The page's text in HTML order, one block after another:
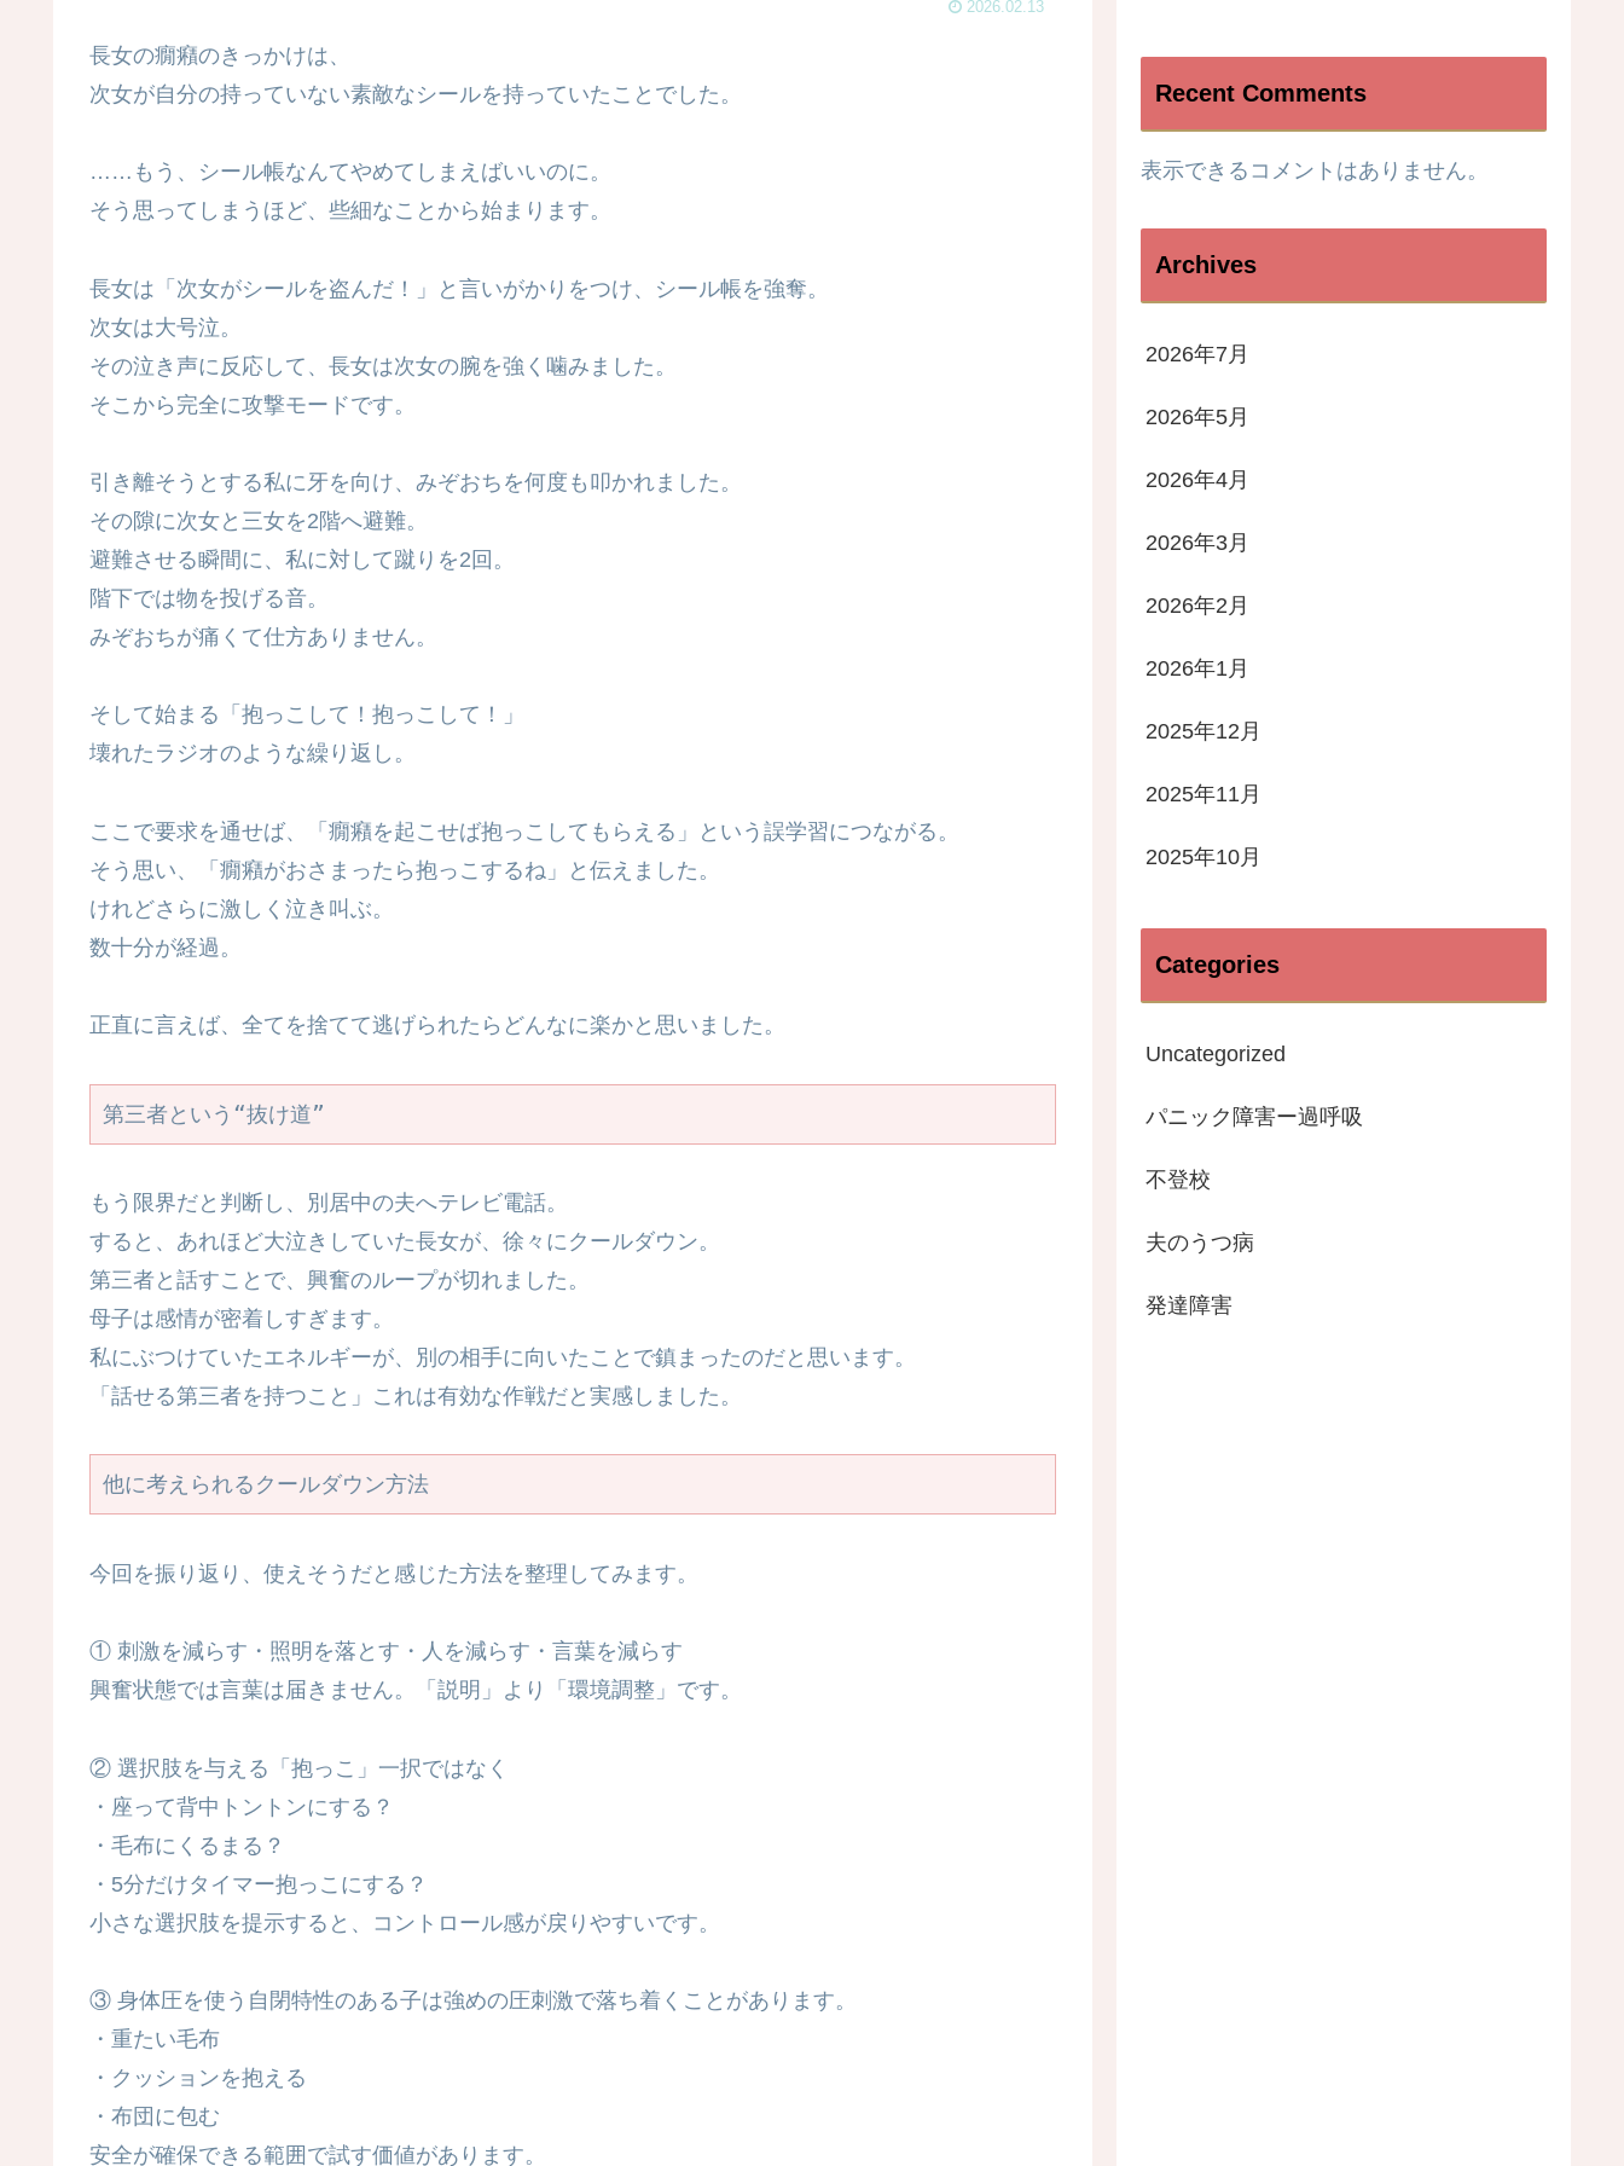
2026.02.13
長女の癇癪のきっかけは、
次女が自分の持っていない素敵なシールを持っていたことでした。
……もう、シール帳なんてやめてしまえばいいのに。
そう思ってしまうほど、些細なことから始まります。
長女は「次女がシールを盗んだ！」と言いがかりをつけ、シール帳を強奪。
次女は大号泣。
その泣き声に反応して、長女は次女の腕を強く噛みました。
そこから完全に攻撃モードです。
引き離そうとする私に牙を向け、みぞおちを何度も叩かれました。
その隙に次女と三女を2階へ避難。
避難させる瞬間に、私に対して蹴りを2回。
階下では物を投げる音。
みぞおちが痛くて仕方ありません。
そして始まる「抱っこして！抱っこして！」
壊れたラジオのような繰り返し。
ここで要求を通せば、「癇癪を起こせば抱っこしてもらえる」という誤学習につながる。
そう思い、「癇癪がおさまったら抱っこするね」と伝えました。
けれどさらに激しく泣き叫ぶ。
数十分が経過。
正直に言えば、全てを捨てて逃げられたらどんなに楽かと思いました。
第三者という“抜け道”
もう限界だと判断し、別居中の夫へテレビ電話。
すると、あれほど大泣きしていた長女が、徐々にクールダウン。
第三者と話すことで、興奮のループが切れました。
母子は感情が密着しすぎます。
私にぶつけていたエネルギーが、別の相手に向いたことで鎮まったのだと思います。
「話せる第三者を持つこと」これは有効な作戦だと実感しました。
他に考えられるクールダウン方法
今回を振り返り、使えそうだと感じた方法を整理してみます。
① 刺激を減らす・照明を落とす・人を減らす・言葉を減らす
興奮状態では言葉は届きません。「説明」より「環境調整」です。
② 選択肢を与える「抱っこ」一択ではなく
・座って背中トントンにする？
・毛布にくるまる？
・5分だけタイマー抱っこにする？
小さな選択肢を提示すると、コントロール感が戻りやすいです。
③ 身体圧を使う自閉特性のある子は強めの圧刺激で落ち着くことがあります。
・重たい毛布
・クッションを抱える
・布団に包む
安全が確保できる範囲で試す価値があります。
Recent Comments
表示できるコメントはありません。
Archives
2026年7月
2026年5月
2026年4月
2026年3月
2026年2月
2026年1月
2025年12月
2025年11月
2025年10月
Categories
Uncategorized
パニック障害ー過呼吸
不登校
夫のうつ病
発達障害